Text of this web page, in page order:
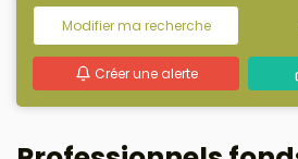
Rejoindre le
Estimation
Modifier ma recherche
Créer une alerte